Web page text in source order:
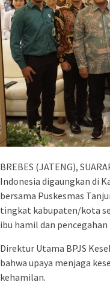
BREBES (JATENG),
Indonesia digaungkan di
bersama Puskesmas
tingkat kabupaten/kota
ibu hamil dan
Direktur Utama BPJS
bahwa upaya menjaga
kehamilan.